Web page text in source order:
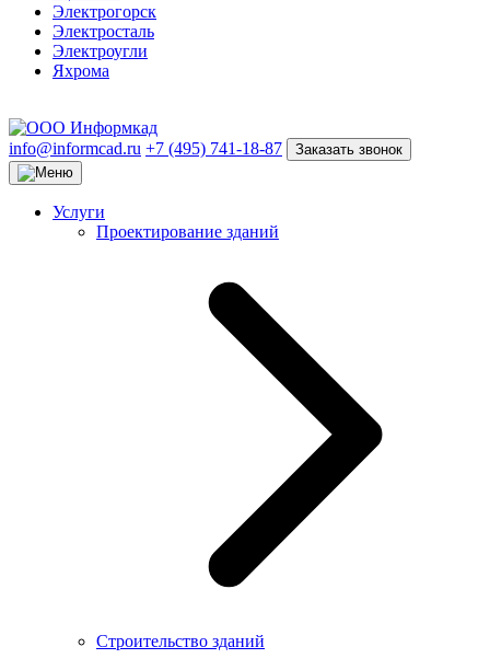
Электрогорск
Электросталь
Электроугли
Яхрома
info@informcad.ru +7 (495) 741-18-87 Заказать звонок
Услуги
Проектирование зданий
Строительство зданий